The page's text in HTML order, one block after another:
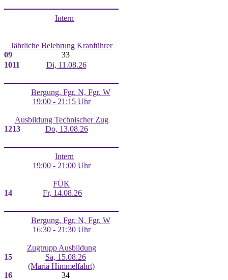
Intern
Jährliche Belehrung Kranführer
09
33
1011 Di, 11.08.26
Bergung, Fgr. N, Fgr. W
19:00 - 21:15 Uhr
Ausbildung Technischer Zug
1213 Do, 13.08.26
Intern
19:00 - 21:00 Uhr
FÜK
14
Fr, 14.08.26
Bergung, Fgr. N, Fgr. W
16:30 - 21:30 Uhr
Zugtrupp Ausbildung
15
Sa, 15.08.26
(Mariä Himmelfahrt)
16
34